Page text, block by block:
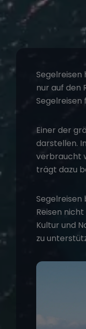
nur auf den
Segelreisen
Einer der
darstellen.
verbraucht
trägt dazu
Segelreisen
Reisen
Kultur und
zu